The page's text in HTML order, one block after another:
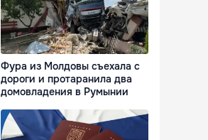
Фура из Молдовы съехала с
дороги и протаранила два
домовладения в Румынии